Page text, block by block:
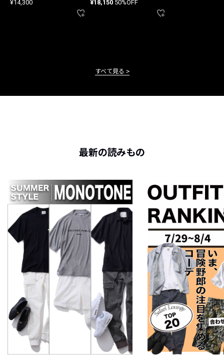
¥14,300 ¥18,150 50%OFF
すべて見る
最新の読みもの